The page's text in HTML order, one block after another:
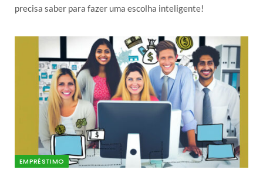
precisa saber para fazer uma escolha inteligente!
EMPRÉSTIMO